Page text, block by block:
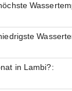
in Lambi?: